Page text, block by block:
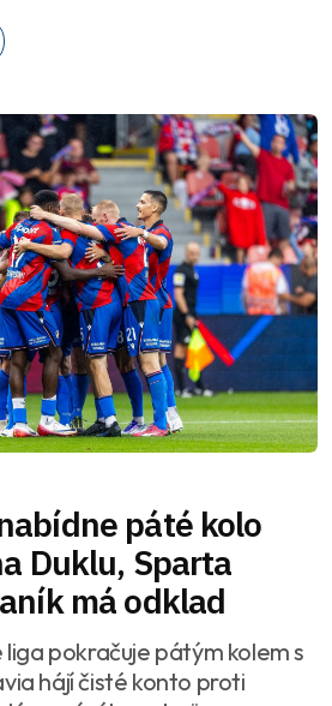
páté kolo
Duklu, Sparta
má odklad
pokračuje pátým kolem s
hájí čisté konto proti